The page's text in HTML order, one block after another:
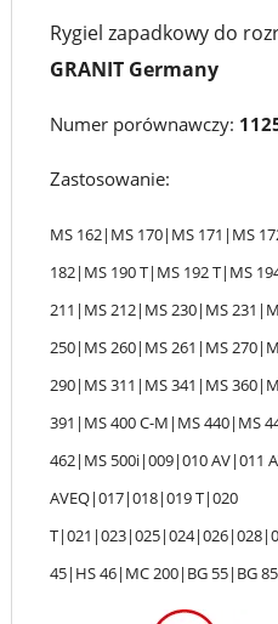
GRANITRygiel zapadkowy do
GRANIT Germany
Numer porównawczy:
Zastosowanie:
MS 162|MS 170|MS 171|MS
182|MS 190 T|MS 192 T|MS
211|MS 212|MS 230|MS
250|MS 260|MS 261|MS
290|MS 311|MS 341|MS
391|MS 400 C-M|MS 440|MS
462|MS 500i|009|010 AV|011
AVEQ|017|018|019 T|020
45|HS 46|MC 200|BG 55|BG